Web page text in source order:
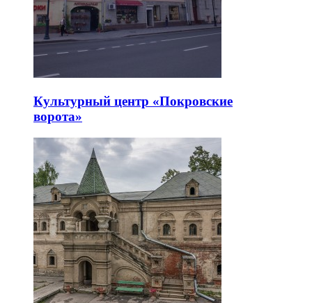
Культурный центр «Покровские
ворота»